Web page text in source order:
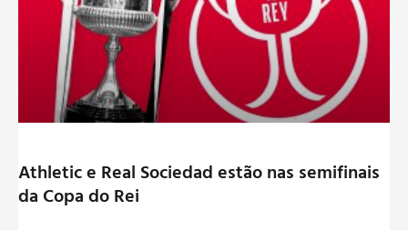
Athletic e Real Sociedad estão nas semifinais
da Copa do Rei